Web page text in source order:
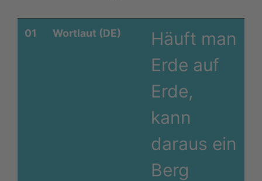
01 Wortlaut (DE)
Häuft man
Erde auf
Erde,
kann
daraus ein
Berg